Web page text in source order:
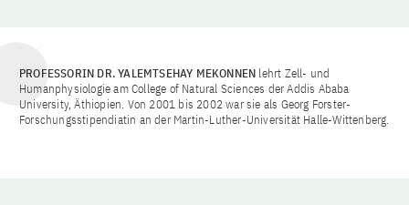
PROFESSORIN DR. YALEMTSEHAY MEKONNEN lehrt Zell- und
Humanphysiologie am College of Natural Sciences der Addis Ababa
University, Äthiopien. Von 2001 bis 2002 war sie als Georg Forster-
Forschungsstipendiatin an der Martin-Luther-Universität Halle-Wittenberg.